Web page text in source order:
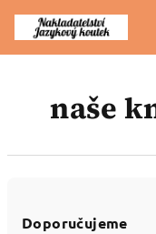
obsah
naše
Doporučujeme